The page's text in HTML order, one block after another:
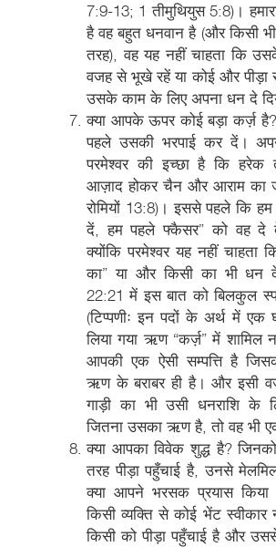
7:9-13; 1 तीमुथियुस 5:8)। हमारा
है वह बहुत धनवान है (और किसी
तरह), वह यह नहीं चाहता कि
वजह से भूखे रहें या कोई और पीड़ा
उसके काम के लिए अपना धन दे
क्या आपके ऊपर कोई बड़ा कर्ज़
पहले उसकी भरपाई कर दें।
परमेश्वर की इच्छा है कि
आज़ाद होकर चैन और आराम का
रोमियों 13:8)। इससे पहले कि
दें, हम पहले फ्कैसर” को वह दे
क्योंकि परमेश्वर यह नहीं
का” या और किसी का भी धन
22:21 में इस बात को बिलकुल
(टिप्पणीः इन पदों के अर्थ में एक
लिया गया ऋण “कर्ज़” में शामिल
आपकी एक ऐसी सम्पत्ति है
ऋण के बराबर ही है। और इसी
गाड़ी का भी उसी धनराशि के
जितना उसका ऋण है, तो वह भी
क्या आपका विवेक शुद्ध है?
तरह पीड़ा पहुँचाई है, उनसे
क्या आपने भरसक प्रयास किया
किसी व्यक्ति से कोई भेंट स्वीकार
किसी को पीड़ा पहुँचाई है और